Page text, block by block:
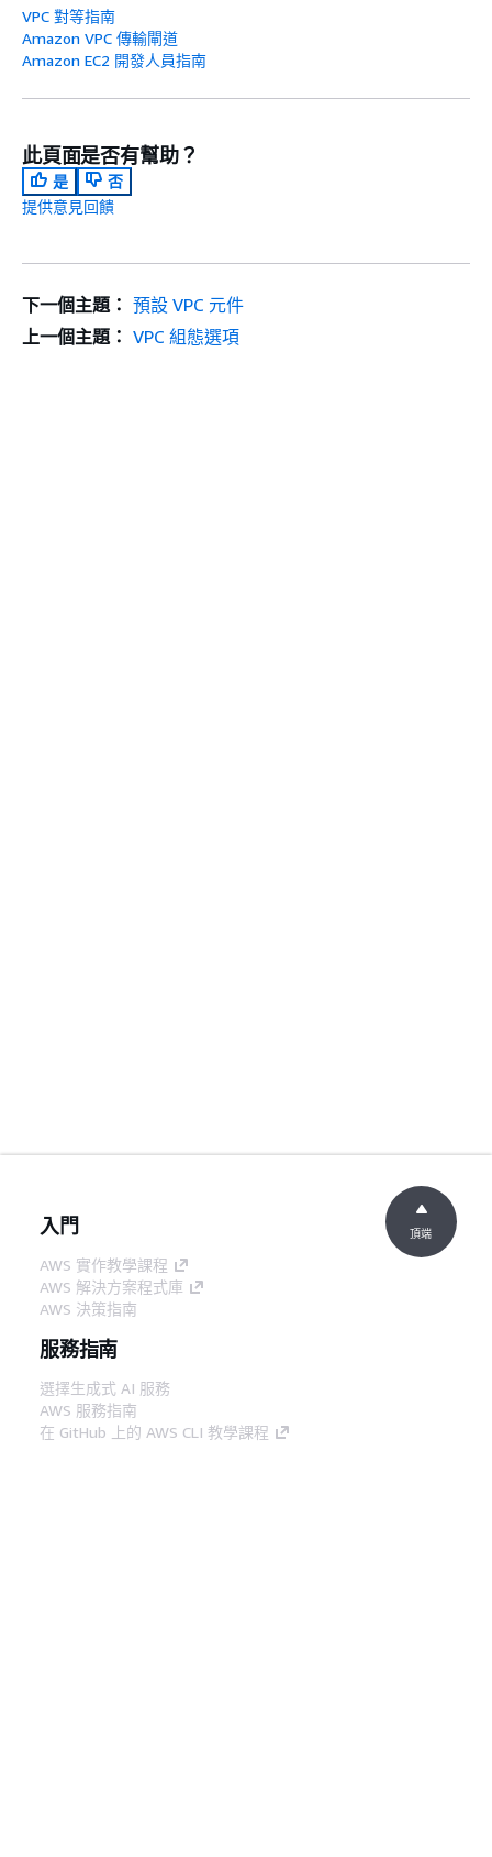
VPC 對等指南
Amazon VPC 傳輸閘道
Amazon EC2 開發人員指南
此頁面是否有幫助？
是
否
提供意見回饋
下一個主題： 預設 VPC 元件
上一個主題： VPC 組態選項
入門
AWS 實作教學課程
AWS 解決方案程式庫
AWS 決策指南
服務指南
選擇生成式 AI 服務
AWS 服務指南
在 GitHub 上的 AWS CLI 教學課程
頂端